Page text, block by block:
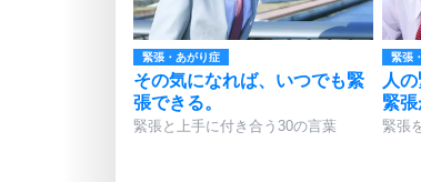
緊張・あがり症
その気になれば、いつでも緊
張できる。
緊張と上手に付き合う30の言葉
緊張
人
緊張
緊張